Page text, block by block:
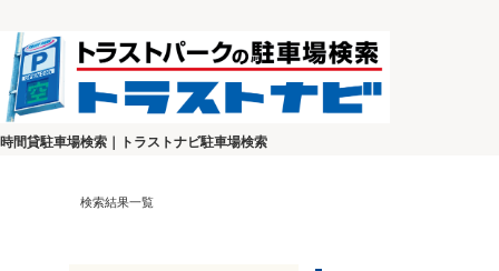
時間貸駐車場検索｜トラストナビ駐車場検索
検索結果一覧